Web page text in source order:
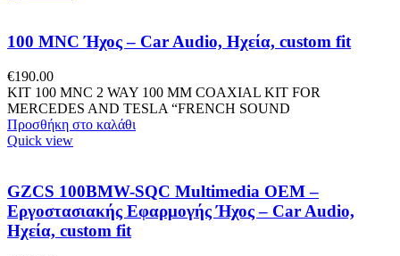
100 MNC Ήχος – Car Audio, Ηχεία, custom fit
€190.00
KIT 100 MNC 2 WAY 100 MM COAXIAL KIT FOR
MERCEDES AND TESLA “FRENCH SOUND
Προσθήκη στο καλάθι
Quick view
GZCS 100BMW-SQC Multimedia OEM –
Εργοστασιακής Εφαρμογής Ήχος – Car Audio,
Ηχεία, custom fit